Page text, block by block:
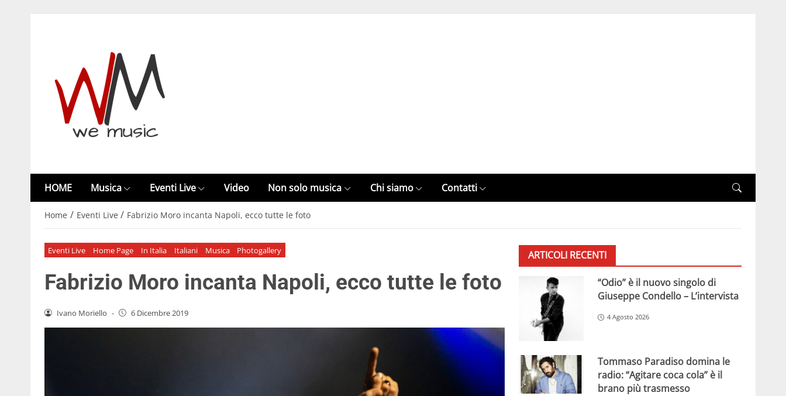
HOME Musica Eventi Live Video Non solo musica Chi siamo Contatti
Home / Eventi Live / Fabrizio Moro incanta Napoli, ecco tutte le foto
Eventi Live Home Page In Italia Italiani Musica Photogallery
Fabrizio Moro incanta Napoli, ecco tutte le foto
Ivano Moriello - 6 Dicembre 2019
ARTICOLI RECENTI
“Odio” è il nuovo singolo di
Giuseppe Condello – L’intervista
4 Agosto 2026
Tommaso Paradiso domina le
radio: “Agitare coca cola” è il
brano più trasmesso